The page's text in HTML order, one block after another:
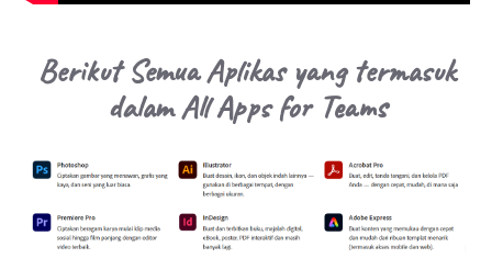
Berikut Semua Aplikas yang termasuk
dalam All Apps for Teams